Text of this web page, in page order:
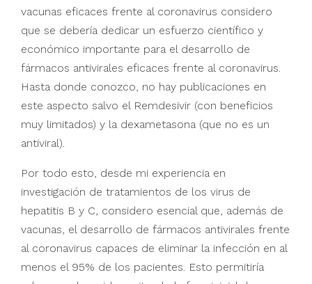
vacunas eficaces frente al coronavirus considero
que se debería dedicar un esfuerzo científico y
económico importante para el desarrollo de
fármacos antivirales eficaces frente al coronavirus.
Hasta donde conozco, no hay publicaciones en
este aspecto salvo el Remdesivir (con beneficios
muy limitados) y la dexametasona (que no es un
antiviral).
Por todo esto, desde mi experiencia en
investigación de tratamientos de los virus de
hepatitis B y C, considero esencial que, además de
vacunas, el desarrollo de fármacos antivirales frente
al coronavirus capaces de eliminar la infección en al
menos el 95% de los pacientes. Esto permitiría